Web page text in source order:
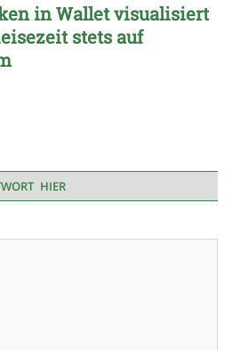
in Wallet visualisiert
stets auf
HIER